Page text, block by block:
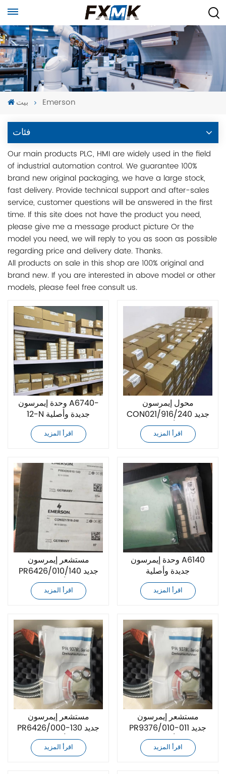
بيت Emerson
فئات
Our main products PLC, HMI are widely used in the field
of industrial automation control. We guarantee 100%
brand new original packaging, we have a large stock,
fast delivery. Provide technical support and after-sales
service, customer questions will be answered in the first
time. If this site does not have the product you need,
please give me a message product picture Or the
model you need, we will reply to you as soon as possible
regarding price and delivery date. Thanks.
All products on sale in this shop are 100% original and
brand new. If you are interested in above model or other
models, please feel free consult us.
وحدة إيمرسون A6740-
12-N جديدة وأصلية
اقرأ المزيد
محول إيمرسون
CON021/916/240 جديد
وأصلي
اقرأ المزيد
مستشعر إيمرسون
PR6426/010/140 جديد
وأصلي
اقرأ المزيد
وحدة إيمرسون A6140
جديدة وأصلية
اقرأ المزيد
مستشعر إيمرسون
PR6426/000-130 جديد
وأصلي
اقرأ المزيد
مستشعر إيمرسون
PR9376/010-011 جديد
وأصلي
اقرأ المزيد